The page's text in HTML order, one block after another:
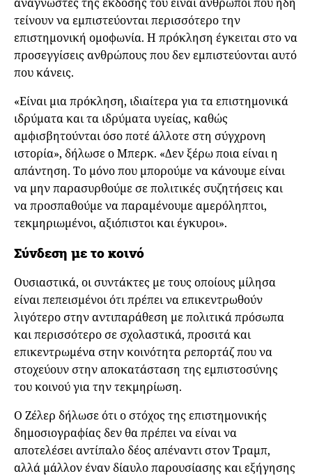
τείνουν να εμπιστεύονται περισσότερο την
επιστημονική ομοφωνία. Η πρόκληση έγκειται στο να
προσεγγίσεις ανθρώπους που δεν εμπιστεύονται αυτό
που κάνεις.
«Είναι μια πρόκληση, ιδιαίτερα για τα επιστημονικά
ιδρύματα και τα ιδρύματα υγείας, καθώς
αμφισβητούνται όσο ποτέ άλλοτε στη σύγχρονη
ιστορία», δήλωσε ο Μπερκ. «Δεν ξέρω ποια είναι η
απάντηση. Το μόνο που μπορούμε να κάνουμε είναι
να μην παρασυρθούμε σε πολιτικές συζητήσεις και
να προσπαθούμε να παραμένουμε αμερόληπτοι,
τεκμηριωμένοι, αξιόπιστοι και έγκυροι».
Σύνδεση με το κοινό
Ουσιαστικά, οι συντάκτες με τους οποίους μίλησα
είναι πεπεισμένοι ότι πρέπει να επικεντρωθούν
λιγότερο στην αντιπαράθεση με πολιτικά πρόσωπα
και περισσότερο σε σχολαστικά, προσιτά και
επικεντρωμένα στην κοινότητα ρεπορτάζ που να
στοχεύουν στην αποκατάσταση της εμπιστοσύνης
του κοινού για την τεκμηρίωση.
Ο Ζέλερ δήλωσε ότι ο στόχος της επιστημονικής
δημοσιογραφίας δεν θα πρέπει να είναι να
αποτελέσει αντίπαλο δέος απέναντι στον Τραμπ,
αλλά μάλλον έναν δίαυλο παρουσίασης και εξήγησης